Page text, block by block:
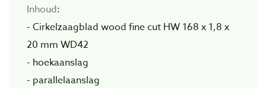
Inhoud:
- Cirkelzaagblad wood fine cut HW 168 x 1,8 x
20 mm WD42
- hoekaanslag
- parallelaanslag